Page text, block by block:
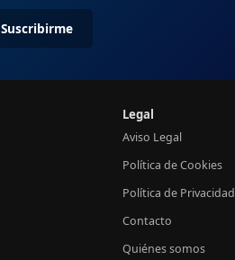
Suscribirme
Legal
Aviso Legal
Política de Cookies
Política de Privacidad
Contacto
Quiénes somos